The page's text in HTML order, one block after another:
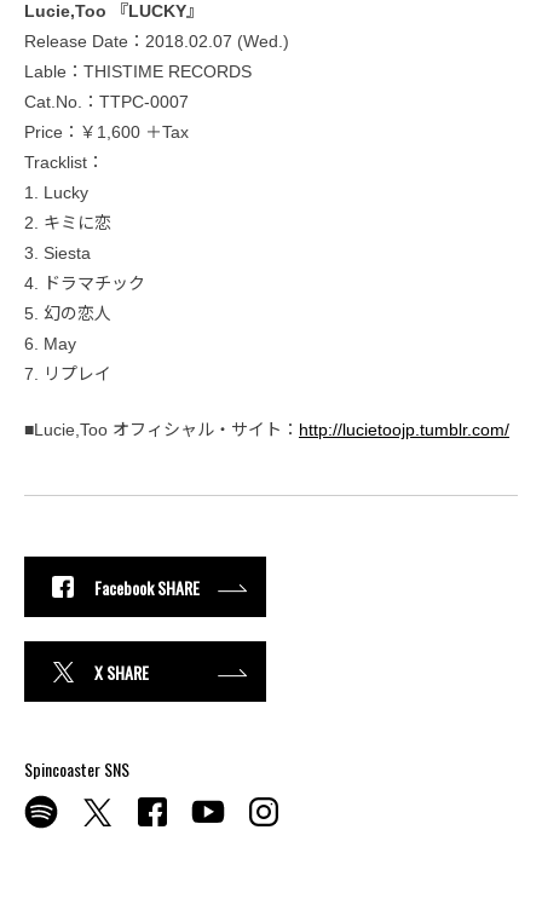
Lucie,Too 『LUCKY』
Release Date：2018.02.07 (Wed.)
Lable：THISTIME RECORDS
Cat.No.：TTPC-0007
Price：￥1,600 ＋Tax
Tracklist：
1. Lucky
2. キミに恋
3. Siesta
4. ドラマチック
5. 幻の恋人
6. May
7. リプレイ
■Lucie,Too オフィシャル・サイト： http://lucietoojp.tumblr.com/
Facebook SHARE
X SHARE
Spincoaster SNS